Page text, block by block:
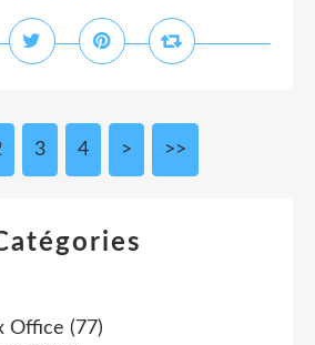
3 4 > >>
Office (77)